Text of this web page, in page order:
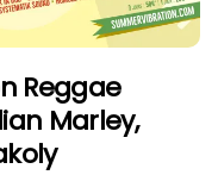
Reggae
Marley,